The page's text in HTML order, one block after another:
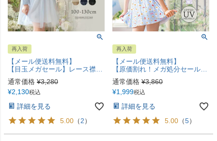
再入荷
【メール便送料無料】
【目玉メガセール】レース襟チュールスカートワンピース フォーマル きちんとワンピース カジュアル カジュアルワンピース キャサリンコテージ YUP12《メール便優先商品》
通常価格 ¥3,280
¥2,130税込
詳細を見る
5.00 （2）
再入荷
【メール便送料無料】
【原価割れ！メガ処分セール】キッズ 女の子 水着 フリル襟ワンピース水着 スカート スイムウェア おしゃれ かわいい 子供 YUP12《メール便優先商品》
通常価格 ¥3,860
¥1,999税込
詳細を見る
5.00 （5）